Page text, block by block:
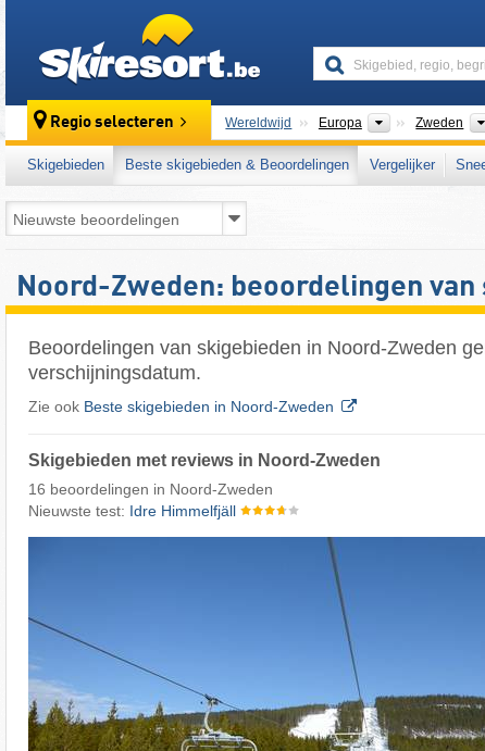
Regio selecteren Wereldwijd Europa Continenten
Zweden
Skigebieden Beste skigebieden & Beoordelingen Vergelijker
Noord-Zweden: beoordelingen
Beoordelingen van skigebieden in Noord-Zweden
verschijningsdatum.
Zie ook Beste skigebieden in Noord-Zweden
Skigebieden met reviews in Noord-Zweden
16 beoordelingen in Noord-Zweden
Nieuwste test: Idre Himmelfjäll